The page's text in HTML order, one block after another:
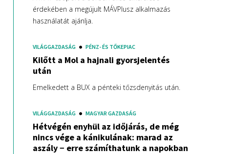
érdekében a megújult MÁVPlusz alkalmazás
használatát ajánlja.
VILÁGGAZDASÁG PÉNZ- ÉS TŐKEPIAC
Kilőtt a Mol a hajnali gyorsjelentés
után
Emelkedett a BUX a pénteki tőzsdenyitás után.
VILÁGGAZDASÁG MAGYAR GAZDASÁG
Hétvégén enyhül az időjárás, de még
nincs vége a kánikulának: marad az
aszály − erre számíthatunk a napokban